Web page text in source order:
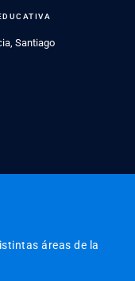
Santiago
áreas de la